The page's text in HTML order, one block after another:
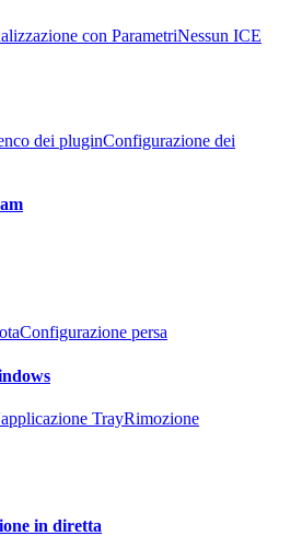
con ParametriNessun ICE
dei pluginConfigurazione dei
Configurazione persa
TrayRimozione
in diretta